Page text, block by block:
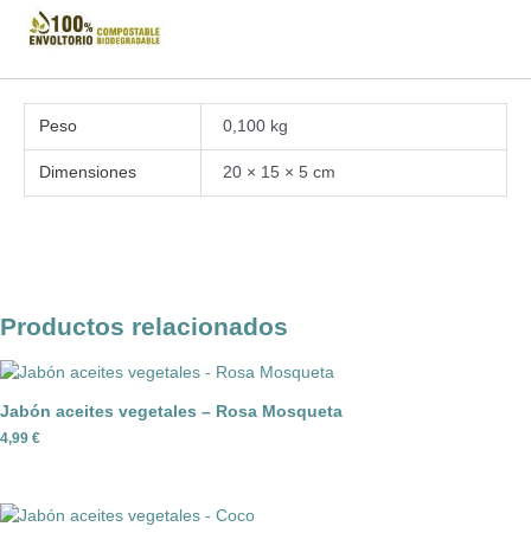
Peso 0,100 kg
Dimensiones 20 × 15 × 5 cm
Productos relacionados
Jabón aceites vegetales – Rosa Mosqueta
4,99 €